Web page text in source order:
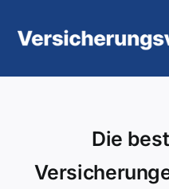
Inhalt
KFZ-Versicherung
Die